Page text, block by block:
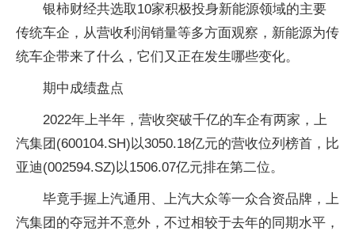
银柿财经共选取10家积极投身新能源领域的主要
传统车企，从营收利润销量等多方面观察，新能源为传
统车企带来了什么，它们又正在发生哪些变化。
期中成绩盘点
2022年上半年，营收突破千亿的车企有两家，上
汽集团(600104.SH)以3050.18亿元的营收位列榜首，比
亚迪(002594.SZ)以1506.07亿元排在第二位。
毕竟手握上汽通用、上汽大众等一众合资品牌，上
汽集团的夺冠并不意外，不过相较于去年的同期水平，